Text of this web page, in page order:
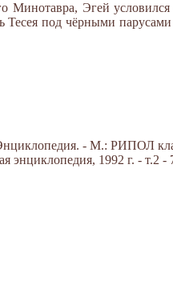
Минотавра, Эгей
под чёрными
- М.: РИПОЛ
1992 г. - т.2 -